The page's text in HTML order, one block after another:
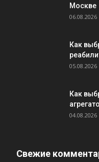
Москве
06.08.2026
Как
05.08.2026
Как
04.08.2026
Свежие